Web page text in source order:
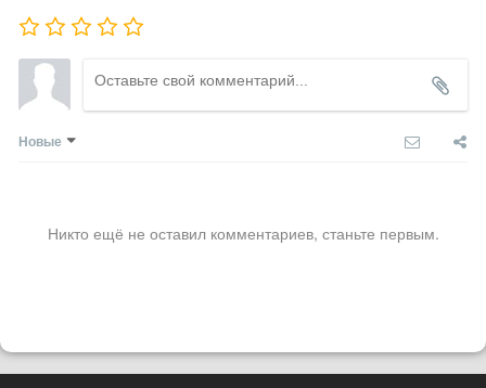
Новые
Никто ещё не оставил комментариев, станьте первым.